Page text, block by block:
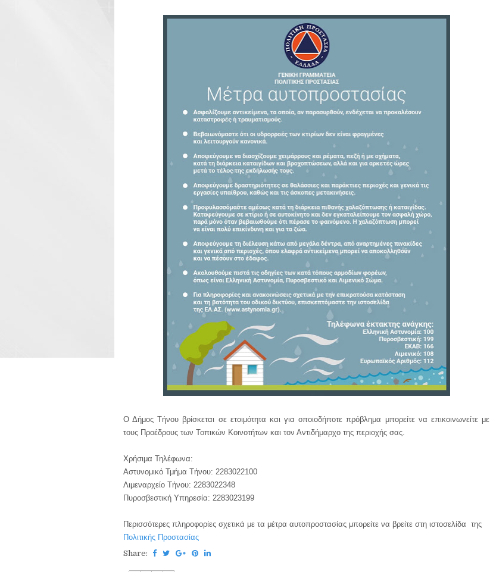
Ο Δήμος Τήνου βρίσκεται σε ετοιμότητα και για οποιοδήποτε πρόβλημα μπορείτε να επικοινωνείτε με
τους Προέδρους των Τοπικών Κοινοτήτων και τον Αντιδήμαρχο της περιοχής σας.
Χρήσιμα Τηλέφωνα:
Αστυνομικό Τμήμα Τήνου: 2283022100
Λιμεναρχείο Τήνου: 2283022348
Πυροσβεστική Υπηρεσία: 2283023199
Περισσότερες πληροφορίες σχετικά με τα μέτρα αυτοπροστασίας μπορείτε να βρείτε στη ιστοσελίδα της
Πολιτικής Προστασίας
Share: